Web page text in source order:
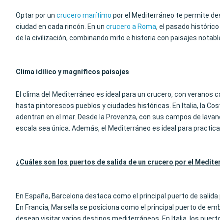
Optar por un crucero marítimo por el Mediterráneo te permite
ciudad en cada rincón. En un crucero a Roma, el pasado
de la civilización, combinando mito e historia con paisajes
Clima idílico y magníficos paisajes
El clima del Mediterráneo es ideal para un crucero, con
hasta pintorescos pueblos y ciudades históricas. En Italia, la
adentran en el mar. Desde la Provenza, con sus campos de
escala sea única. Además, el Mediterráneo es ideal para
¿Cuáles son los puertos de salida de un crucero por el
En España, Barcelona destaca como el principal puerto de
En Francia, Marsella se posiciona como el principal puerto de